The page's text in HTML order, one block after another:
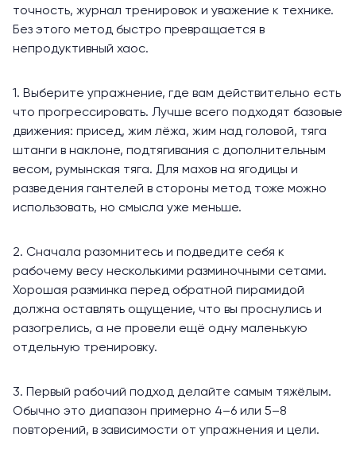
точность, журнал тренировок и уважение к технике.
Без этого метод быстро превращается в
непродуктивный хаос.
1. Выберите упражнение, где вам действительно есть
что прогрессировать. Лучше всего подходят базовые
движения: присед, жим лёжа, жим над головой, тяга
штанги в наклоне, подтягивания с дополнительным
весом, румынская тяга. Для махов на ягодицы и
разведения гантелей в стороны метод тоже можно
использовать, но смысла уже меньше.
2. Сначала разомнитесь и подведите себя к
рабочему весу несколькими разминочными сетами.
Хорошая разминка перед обратной пирамидой
должна оставлять ощущение, что вы проснулись и
разогрелись, а не провели ещё одну маленькую
отдельную тренировку.
3. Первый рабочий подход делайте самым тяжёлым.
Обычно это диапазон примерно 4–6 или 5–8
повторений, в зависимости от упражнения и цели.